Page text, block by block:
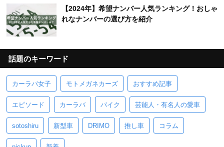
【2024年】希望ナンバー人気ランキング！おしゃ
れなナンバーの選び方を紹介
話題のキーワード
カーラバ女子 モトメガネカーズ おすすめ記事
エピソード カーラバ バイク 芸能人・有名人の愛車
sotoshiru 新型車 DRIMO 推し車 コラム